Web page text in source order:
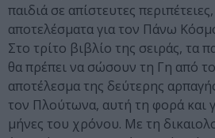
παιδιά σε απίστευτες
αποτελέσματα για τον Πάνω
Στο τρίτο βιβλίο της σειράς, τα
θα πρέπει να σώσουν τη Γη από
αποτέλεσμα της δεύτερης
τον Πλούτωνα, αυτή τη φορά και
μήνες του χρόνου. Με τη